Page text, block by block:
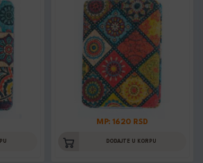
MP: 1620 RSD
DODAJTE U KORPU